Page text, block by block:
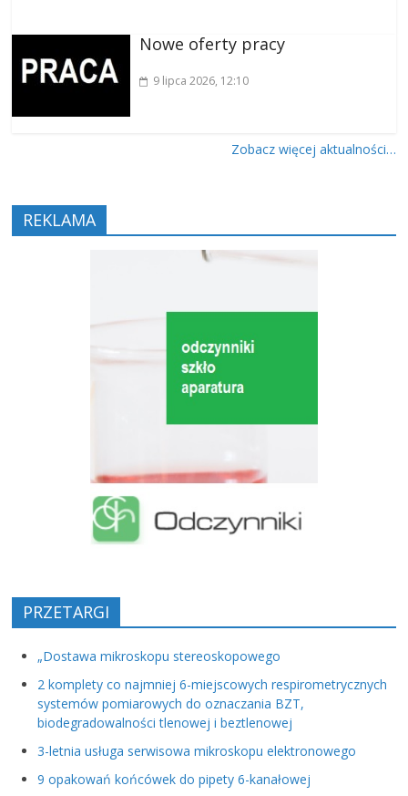
Nowe oferty pracy
9 lipca 2026, 12:10
Zobacz więcej aktualności…
REKLAMA
PRZETARGI
„Dostawa mikroskopu stereoskopowego
2 komplety co najmniej 6-miejscowych respirometrycznych
systemów pomiarowych do oznaczania BZT,
biodegradowalności tlenowej i beztlenowej
3-letnia usługa serwisowa mikroskopu elektronowego
9 opakowań końcówek do pipety 6-kanałowej